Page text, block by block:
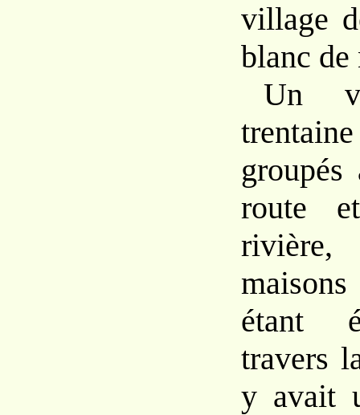
village
blanc de
Un
groupés
route
étant
travers
y avait